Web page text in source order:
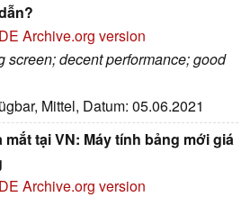
Archive.org version
screen; decent performance; good
Mittel, Datum: 05.06.2021
mắt tại VN: Máy tính bảng mới giá
Archive.org version